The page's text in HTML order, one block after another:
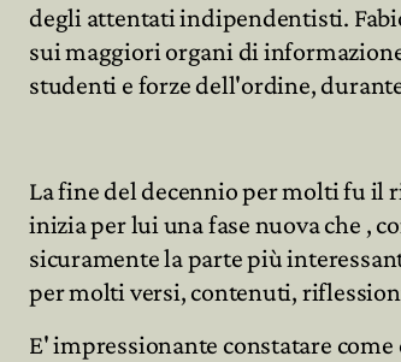
degli attentati indipendentisti.
sui maggiori organi di
studenti e forze dell'ordine,
La fine del decennio per molti fu il
inizia per lui una fase nuova che ,
sicuramente la parte più
per molti versi, contenuti,
E' impressionante constatare